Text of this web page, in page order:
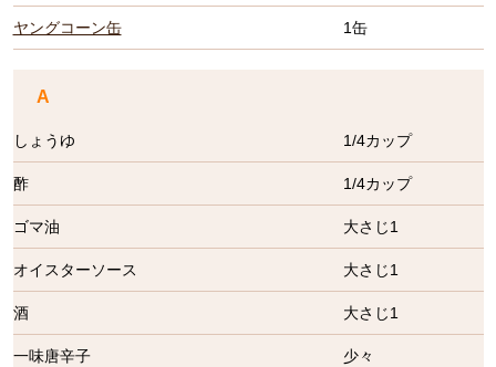
ヤングコーン缶 1缶
A
しょうゆ 1/4カップ
酢 1/4カップ
ゴマ油 大さじ1
オイスターソース 大さじ1
酒 大さじ1
一味唐辛子 少々